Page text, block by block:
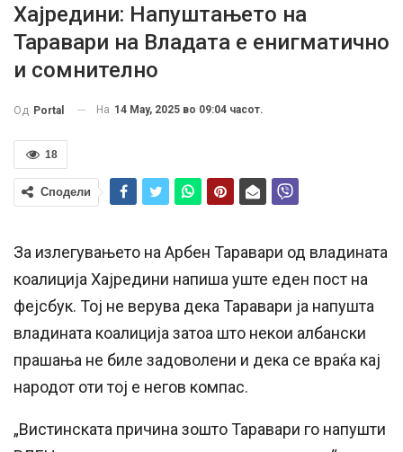
Хајредини: Напуштањето на
Таравари на Владата е енигматичнo
и сомнителнo
Од Portal На 14 May, 2025 во 09:04 часот.
18
Сподели
За излегувањето на Арбен Таравари од владината
коалиција Хајредини напиша уште еден пост на
фејсбук. Тој не верува дека Таравари ја напушта
владината коалиција затоа што некои албански
прашања не биле задоволени и дека се враќа кај
народот оти тој е негов компас.
„Вистинската причина зошто Таравари го напушти